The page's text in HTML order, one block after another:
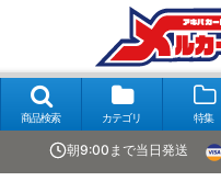
商品検索 カテゴリ 特集
朝9:00まで当日発送